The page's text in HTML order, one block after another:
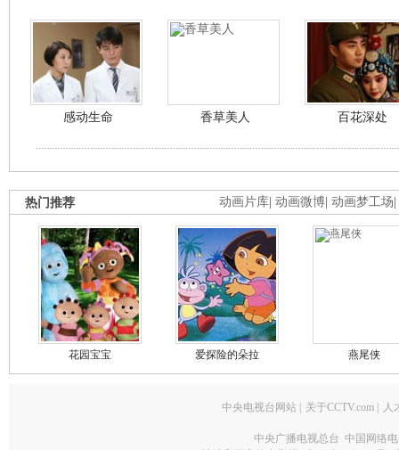
感动生命 香草美人 百花深处
动画片库 动画微博 动画梦工场
热门推荐
花园宝宝 爱探险的朵拉 燕尾侠
中央电视台网站 关于CCTV.com 人
中央广播电视总台 中国网络